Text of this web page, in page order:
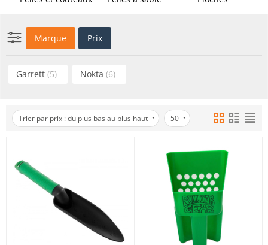
Marque Prix
Garrett (5) Nokta (6)
Trier par prix : du plus bas au plus haut 50